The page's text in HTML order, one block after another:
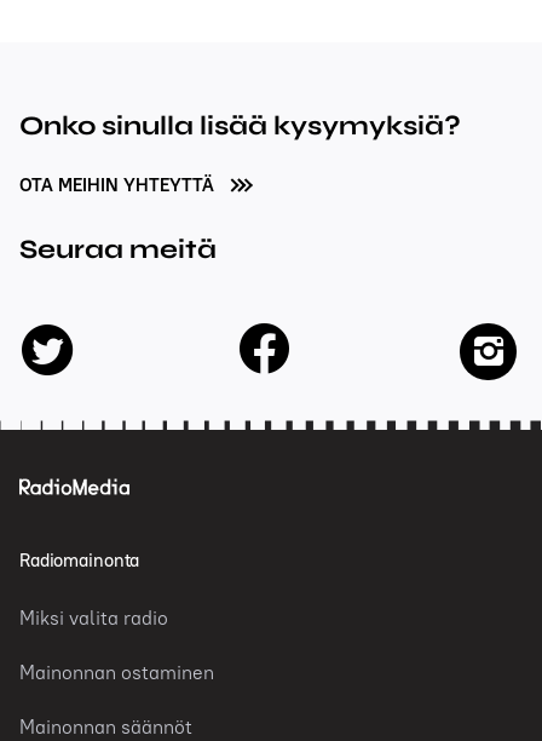
Onko sinulla lisää kysymyksiä?
OTA MEIHIN YHTEYTTÄ
Seuraa meitä
twitter facebook
Radiomainonta
Miksi valita radio
Mainonnan ostaminen
Mainonnan säännöt